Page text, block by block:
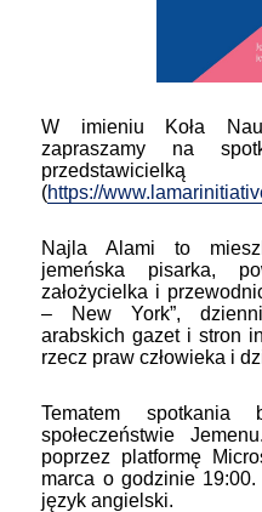
W imieniu Koła
zapraszamy na
(https://
Najla Alami to
jemeńska pisarka,
założycielka i
– New York”,
arabskich gazet i stron
rzecz praw człowieka i
Tematem
społeczeństwie
poprzez platformę
marca o godzinie
język angielski.